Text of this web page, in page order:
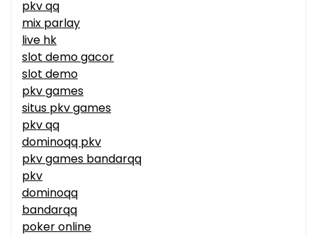
pkv qq
mix parlay
live hk
slot demo gacor
slot demo
pkv games
situs pkv games
pkv qq
dominoqq pkv
pkv games bandarqq
pkv
dominoqq
bandarqq
poker online